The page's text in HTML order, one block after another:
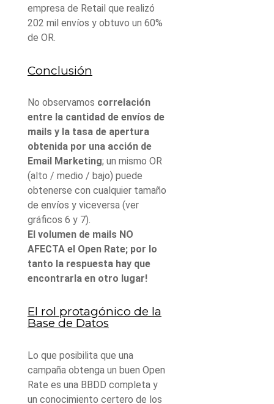
empresa de Retail que realizó
202 mil envíos y obtuvo un 60%
de OR.
Conclusión
No observamos correlación
entre la cantidad de envíos de
mails y la tasa de apertura
obtenida por una acción de
Email Marketing; un mismo OR
(alto / medio / bajo) puede
obtenerse con cualquier tamaño
de envíos y viceversa (ver
gráficos 6 y 7).
El volumen de mails NO
AFECTA el Open Rate; por lo
tanto la respuesta hay que
encontrarla en otro lugar!
El rol protagónico de la
Base de Datos
Lo que posibilita que una
campaña obtenga un buen Open
Rate es una BBDD completa y
un conocimiento certero de los